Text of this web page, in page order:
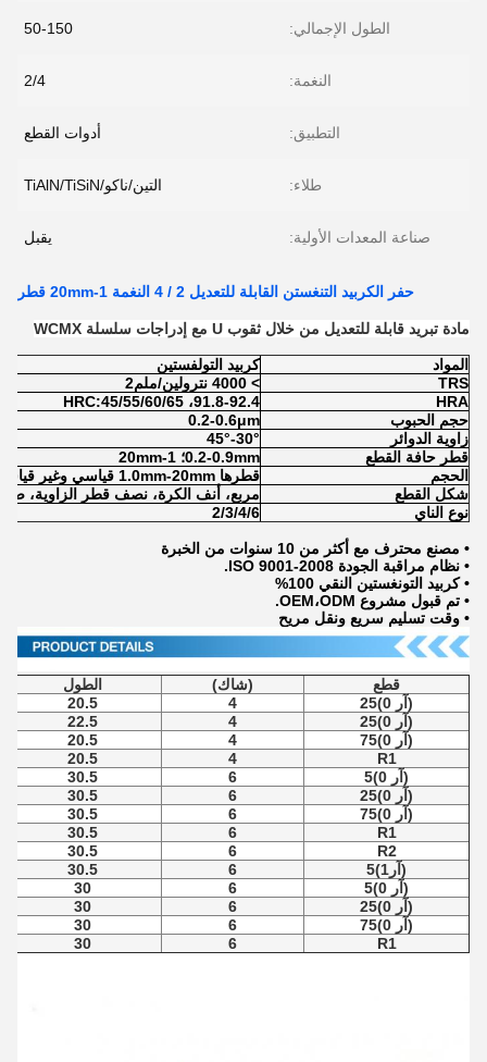
الطول الإجمالي: 50-150
النغمة: 2/4
التطبيق: أدوات القطع
طلاء: التين/ناكو/TiAlN/TiSiN
صناعة المعدات الأولية: يقبل
حفر الكربيد التنغستن القابلة للتعديل 2 / 4 النغمة 1-20mm قطر
مادة تبريد قابلة للتعديل من خلال ثقوب U مع إدراجات سلسلة WCMX
المواد
كربيد التولفستين
TRS
> 4000 نترولين/ملم2
HRA
91.8-92.4، HRC:45/55/60/65
حجم الحبوب
0.2-0.6μm
زاوية الدوائر
30°-45°
قطر حافة القطع
0.2-0.9mm؛ 1-20mm
الحجم
قطرها 1.0mm-20mm قياسي وغير قياسي
شكل القطع
مربع، أنف الكرة، نصف قطر الزاوية،
نوع الناي
2/3/4/6
• مصنع محترف مع أكثر من 10 سنوات من الخبرة
• نظام مراقبة الجودة ISO 9001-2008.
• كربيد التونغستين النقي 100%
• تم قبول مشروع OEM،ODM.
• وقت تسليم سريع ونقل مريح
قطع (شاك)
الطول
(آر 0)25
4
20.5
(آر 0)25
4
22.5
(آر 0)75
4
20.5
R1
4
20.5
(آر 0)5
6
30.5
(آر 0)25
6
30.5
(آر 0)75
6
30.5
R1
6
30.5
R2
6
30.5
(آر1)5
6
30.5
(آر 0)5
6
30
(آر 0)25
6
30
(آر 0)75
6
30
R1
6
30